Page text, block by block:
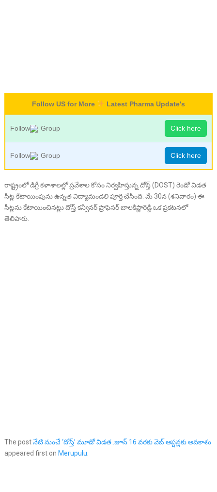
Follow US for More Latest Pharma Update's
Follow Group Click here
Follow Group Click here
రాష్ట్రంలో డిగ్రీ కళాశాలల్లో ప్రవేశాల కోసం నిర్వహిస్తున్న దోస్త్ (DOST) రెండో విడత
సీట్ల కేటాయింపును ఉన్నత విద్యామండలి పూర్తి చేసింది. మే 30న (శనివారం) ఈ
సీట్లను కేటాయించినట్లు దోస్త్ కన్వీనర్ ప్రొఫెసర్ బాలకిష్ణారెడ్డి ఒక ప్రకటనలో
తెలిపారు.
The postనేటి నుంచే ‘దోస్త్’ మూడో విడత..జూన్ 16 వరకు వెబ్ ఆప్షన్లకు అవకాశం
appeared first on Merupulu